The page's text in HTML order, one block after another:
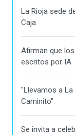
La Rioja sede
Caja
Afirman que
escritos por IA
"Llevamos a
Caminito"
Se invita a